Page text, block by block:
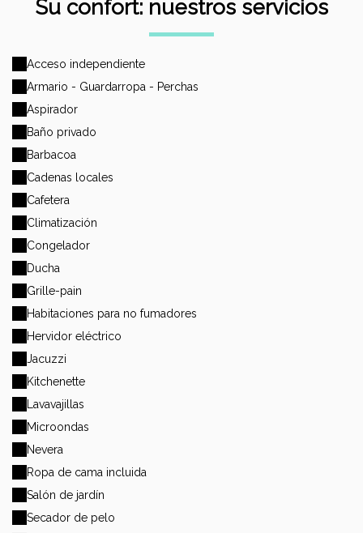
Su confort: nuestros servicios
Acceso independiente
Armario - Guardarropa - Perchas
Aspirador
Baño privado
Barbacoa
Cadenas locales
Cafetera
Climatización
Congelador
Ducha
Grille-pain
Habitaciones para no fumadores
Hervidor eléctrico
Jacuzzi
Kitchenette
Lavavajillas
Microondas
Nevera
Ropa de cama incluida
Salón de jardín
Secador de pelo